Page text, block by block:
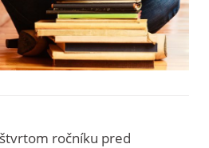
ročníku pred